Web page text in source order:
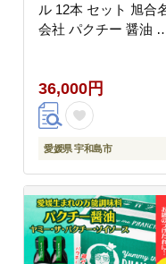
ル 12本 セット 旭合
会社 パクチー 醤油
愛媛 宇和島 J036-
052012
36,000円
愛媛県 宇和島市